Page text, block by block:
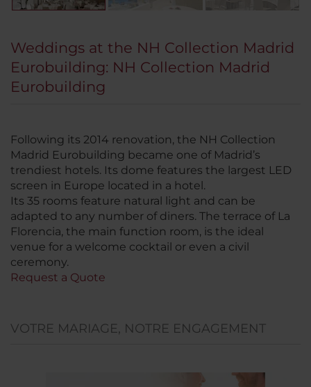
Weddings at the NH Collection Madrid
Eurobuilding: NH Collection Madrid
Eurobuilding
Following its 2014 renovation, the NH Collection
Madrid Eurobuilding became one of Madrid’s
trendiest hotels. Its dome features the largest LED
screen in Europe located in a hotel.
Its 35 rooms feature natural light and can be
adapted to any number of diners. The terrace of La
Florencia, the main function room, is the ideal
venue for a welcome cocktail or even a civil
ceremony.
Request a Quote
VOTRE MARIAGE, NOTRE ENGAGEMENT